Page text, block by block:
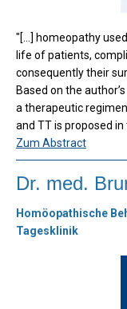
"[...] homeopathy
life of patients,
consequently their
Based on the
a therapeutic
and TT is proposed in
Zum Abstract
Dr. med.
Homöopathische
Tagesklinik